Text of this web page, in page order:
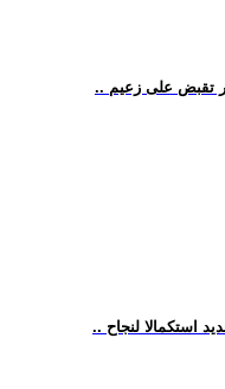
تقبض على زعيم
استكمالا لنجاح